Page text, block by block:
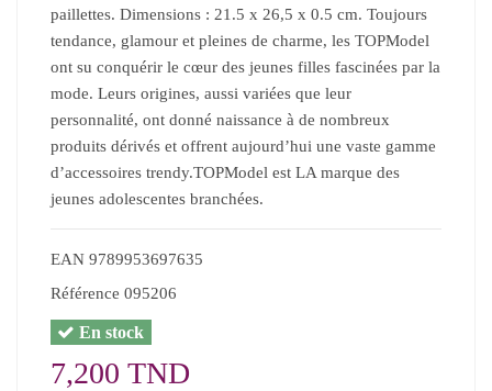
paillettes. Dimensions : 21.5 x 26,5 x 0.5 cm. Toujours
tendance, glamour et pleines de charme, les TOPModel
ont su conquérir le cœur des jeunes filles fascinées par la
mode. Leurs origines, aussi variées que leur
personnalité, ont donné naissance à de nombreux
produits dérivés et offrent aujourd’hui une vaste gamme
d’accessoires trendy.TOPModel est LA marque des
jeunes adolescentes branchées.
EAN 9789953697635
Référence 095206
En stock
7,200 TND